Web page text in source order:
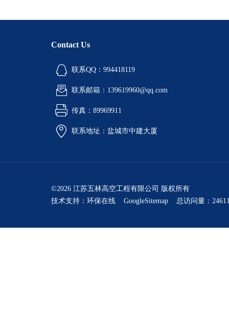
Contact Us
联系QQ：994418119
联系邮箱：139619960@qq.com
传真：89969911
联系地址：盐城市中建大厦
©2026 江苏五林高空工程有限公司 版权所有
技术支持： 环保在线 GoogleSitemap 总访问量：